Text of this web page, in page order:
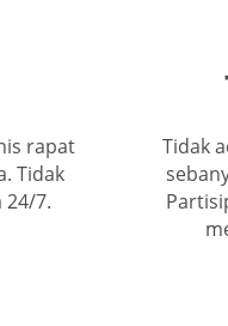
rapat
Tidak
7.
Tidak